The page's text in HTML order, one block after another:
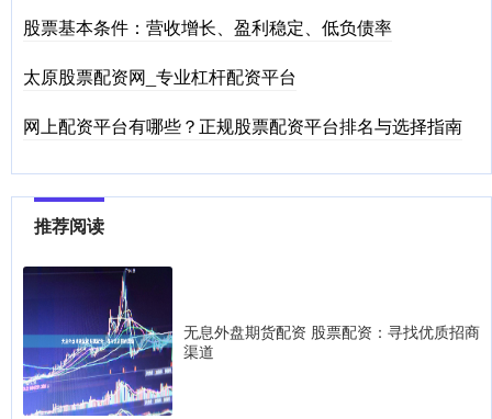
股票基本条件：营收增长、盈利稳定、低负债率
太原股票配资网_专业杠杆配资平台
网上配资平台有哪些？正规股票配资平台排名与选择指南
推荐阅读
无息外盘期货配资 股票配资：寻找优质招商
渠道